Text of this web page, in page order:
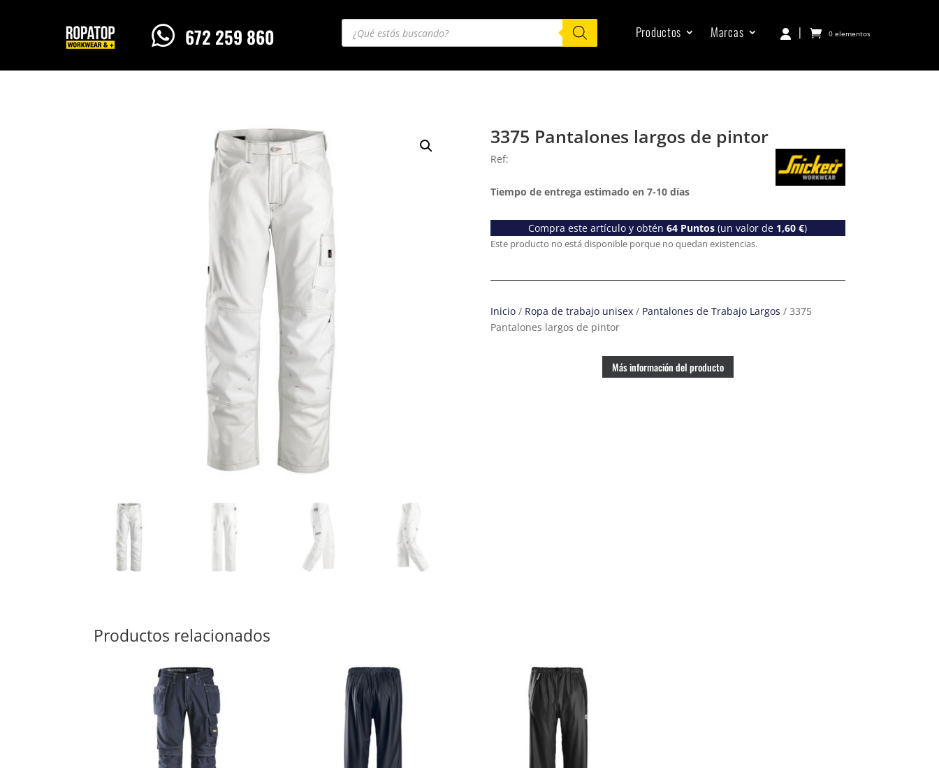
 672 259 860
Búsqueda
productos
Productos Marcas | 0 elementos
3375 Pantalones largos de pintor
Ref:
Tiempo de entrega estimado en 7-10 días
Compra este artículo y obtén64 Puntos (un valor de 1,60€)
Este producto no está disponible porque no quedan existencias.
Inicio/ Ropa de trabajo unisex/ Pantalones de Trabajo Largos / 3375
Pantalones largos de pintor
Más información del producto
Productos relacionados